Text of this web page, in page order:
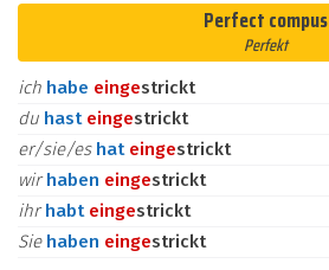
Perfect compus
Perfekt
ich habe eingestrickt
du hast eingestrickt
er/sie/es hat eingestrickt
wirhaben eingestrickt
ihrhabt eingestrickt
Sie haben eingestrickt